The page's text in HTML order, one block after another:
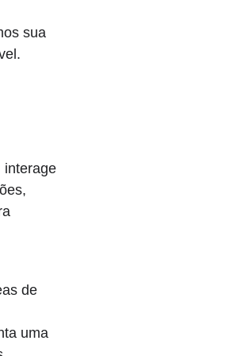
sua
interage
de
uma